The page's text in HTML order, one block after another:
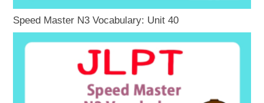
Speed Master N3 Vocabulary: Unit 40